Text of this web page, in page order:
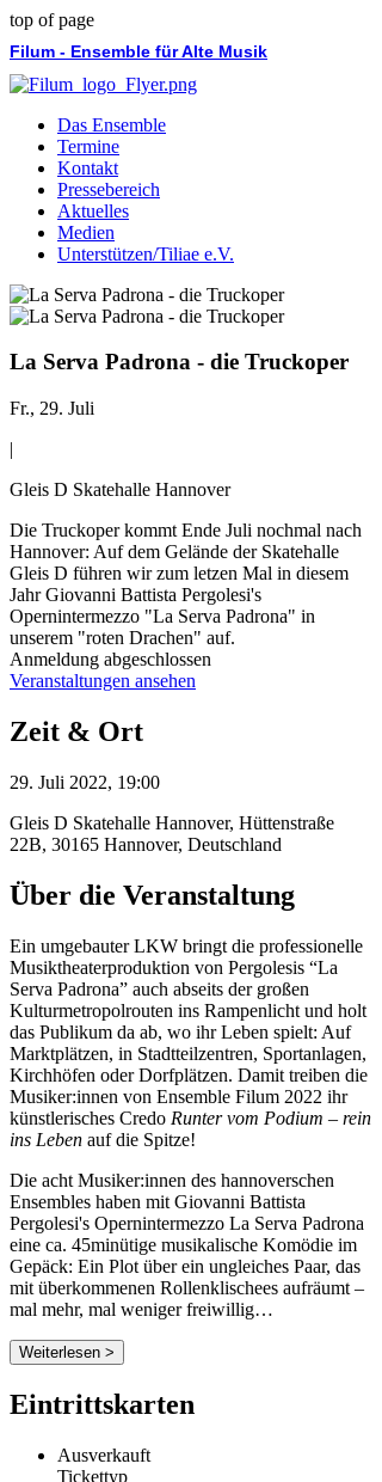
top of page
Filum - Ensemble für Alte Musik
Das Ensemble
Termine
Kontakt
Pressebereich
Aktuelles
Medien
Unterstützen/Tiliae e.V.
La Serva Padrona - die Truckoper
Fr., 29. Juli
|
Gleis D Skatehalle Hannover
Die Truckoper kommt Ende Juli nochmal nach
Hannover: Auf dem Gelände der Skatehalle
Gleis D führen wir zum letzen Mal in diesem
Jahr Giovanni Battista Pergolesi's
Opernintermezzo "La Serva Padrona" in
unserem "roten Drachen" auf.
Anmeldung abgeschlossen
Veranstaltungen ansehen
Zeit & Ort
29. Juli 2022, 19:00
Gleis D Skatehalle Hannover, Hüttenstraße
22B, 30165 Hannover, Deutschland
Über die Veranstaltung
Ein umgebauter LKW bringt die professionelle
Musiktheaterproduktion von Pergolesis “La
Serva Padrona” auch abseits der großen
Kulturmetropolrouten ins Rampenlicht und holt
das Publikum da ab, wo ihr Leben spielt: Auf
Marktplätzen, in Stadtteilzentren, Sportanlagen,
Kirchhöfen oder Dorfplätzen. Damit treiben die
Musiker:innen von Ensemble Filum 2022 ihr
künstlerisches Credo Runter vom Podium – rein
ins Leben auf die Spitze!
Die acht Musiker:innen des hannoverschen
Ensembles haben mit Giovanni Battista
Pergolesi's Opernintermezzo La Serva Padrona
eine ca. 45minütige musikalische Komödie im
Gepäck: Ein Plot über ein ungleiches Paar, das
mit überkommenen Rollenklischees aufräumt –
mal mehr, mal weniger freiwillig…
Weiterlesen >
Eintrittskarten
Ausverkauft
Tickettyp